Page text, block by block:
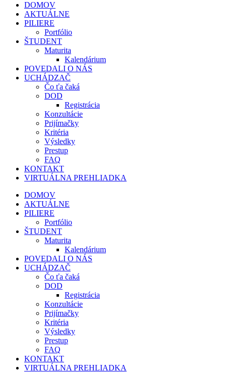
DOMOV
AKTUÁLNE
PILIERE
Portfólio
ŠTUDENT
Maturita
Kalendárium
POVEDALI O NÁS
UCHÁDZAČ
Čo ťa čaká
DOD
Registrácia
Konzultácie
Prijímačky
Kritéria
Výsledky
Prestup
FAQ
KONTAKT
VIRTUÁLNA PREHLIADKA
DOMOV
AKTUÁLNE
PILIERE
Portfólio
ŠTUDENT
Maturita
Kalendárium
POVEDALI O NÁS
UCHÁDZAČ
Čo ťa čaká
DOD
Registrácia
Konzultácie
Prijímačky
Kritéria
Výsledky
Prestup
FAQ
KONTAKT
VIRTUÁLNA PREHLIADKA